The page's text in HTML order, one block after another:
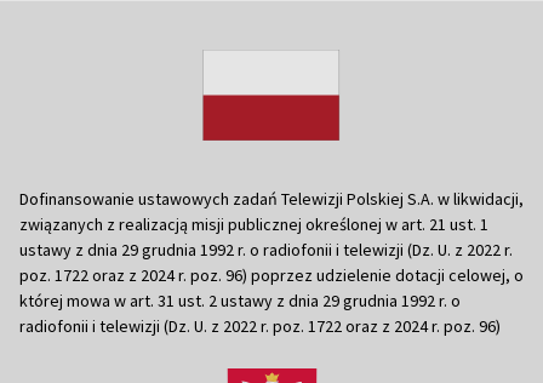
Dofinansowanie ustawowych zadań Telewizji Polskiej S.A. w likwidacji,
związanych z realizacją misji publicznej określonej w art. 21 ust. 1
ustawy z dnia 29 grudnia 1992 r. o radiofonii i telewizji (Dz. U. z 2022 r.
poz. 1722 oraz z 2024 r. poz. 96) poprzez udzielenie dotacji celowej, o
której mowa w art. 31 ust. 2 ustawy z dnia 29 grudnia 1992 r. o
radiofonii i telewizji (Dz. U. z 2022 r. poz. 1722 oraz z 2024 r. poz. 96)